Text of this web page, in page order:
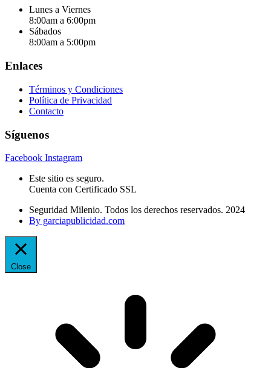
Lunes a Viernes
8:00am a 6:00pm
Sábados
8:00am a 5:00pm
Enlaces
Términos y Condiciones
Política de Privacidad
Contacto
Síguenos
Facebook Instagram
Este sitio es seguro.
Cuenta con Certificado SSL
Seguridad Milenio. Todos los derechos reservados. 2024
By garciapublicidad.com
Close